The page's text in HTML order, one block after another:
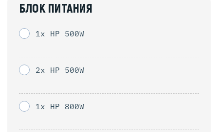
БЛОК ПИТАНИЯ
1x HP 500W
2x HP 500W
1x HP 800W